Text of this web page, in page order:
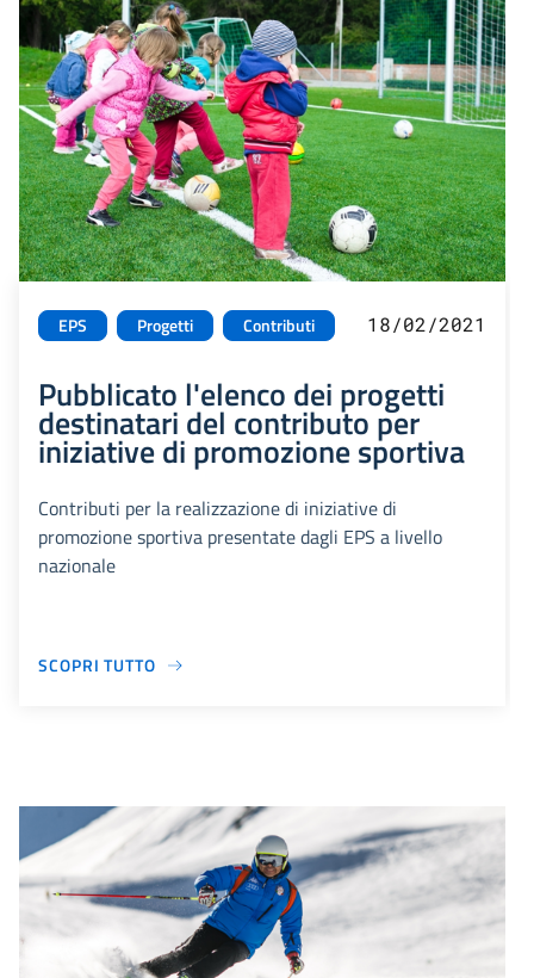
EPS Progetti Contributi 18/02/2021
Pubblicato l'elenco dei progetti
destinatari del contributo per
iniziative di promozione sportiva
Contributi per la realizzazione di iniziative di
promozione sportiva presentate dagli EPS a livello
nazionale
SCOPRI TUTTO